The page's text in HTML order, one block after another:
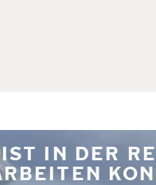
IN DER